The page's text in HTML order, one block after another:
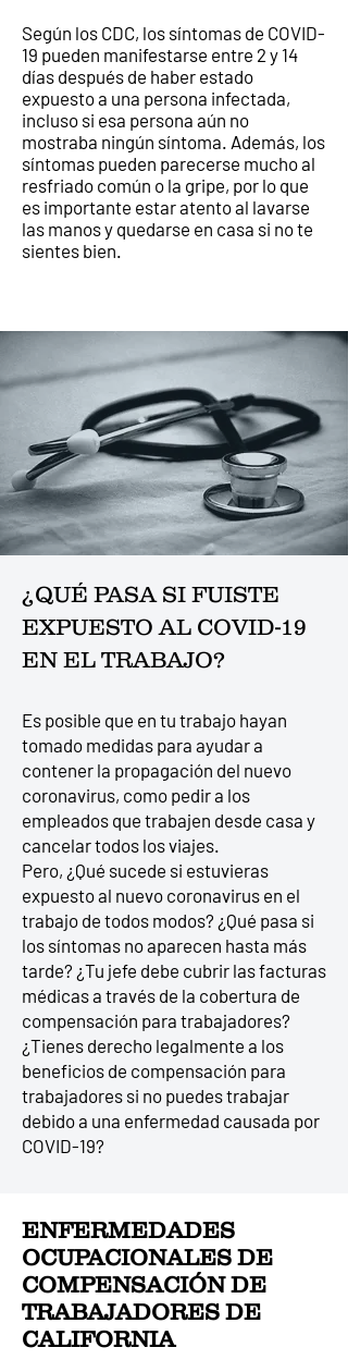
Según los CDC, los síntomas de COVID-
19 pueden manifestarse entre 2 y 14
días después de haber estado
expuesto a una persona infectada,
incluso si esa persona aún no
mostraba ningún síntoma. Además, los
síntomas pueden parecerse mucho al
resfriado común o la gripe, por lo que
es importante estar atento al lavarse
las manos y quedarse en casa si no te
sientes bien.
¿QUÉ PASA SI FUISTE
EXPUESTO AL COVID-19
EN EL TRABAJO?
Es posible que en tu trabajo hayan
tomado medidas para ayudar a
contener la propagación del nuevo
coronavirus, como pedir a los
empleados que trabajen desde casa y
cancelar todos los viajes.
Pero, ¿Qué sucede si estuvieras
expuesto al nuevo coronavirus en el
trabajo de todos modos? ¿Qué pasa si
los síntomas no aparecen hasta más
tarde? ¿Tu jefe debe cubrir las facturas
médicas a través de la cobertura de
compensación para trabajadores?
¿Tienes derecho legalmente a los
beneficios de compensación para
trabajadores si no puedes trabajar
debido a una enfermedad causada por
COVID-19?
ENFERMEDADES
OCUPACIONALES DE
COMPENSACIÓN DE
TRABAJADORES DE
CALIFORNIA